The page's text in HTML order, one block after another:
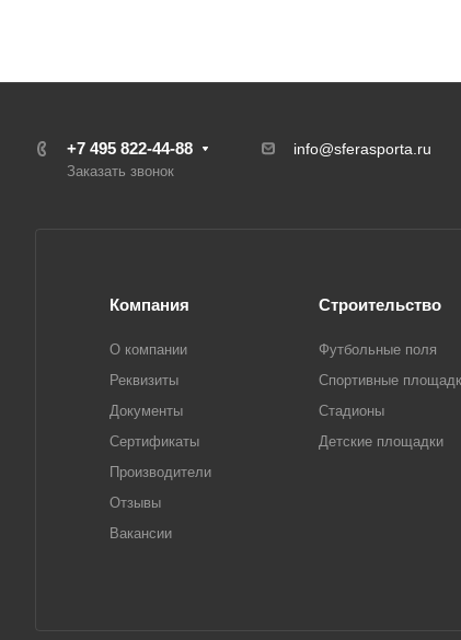
+7 495 822-44-88
Заказать звонок
info@sferasporta.ru
Компания
О компании
Реквизиты
Документы
Сертификаты
Производители
Отзывы
Вакансии
Строительство
Футбольные поля
Спортивные
Стадионы
Детские площадки